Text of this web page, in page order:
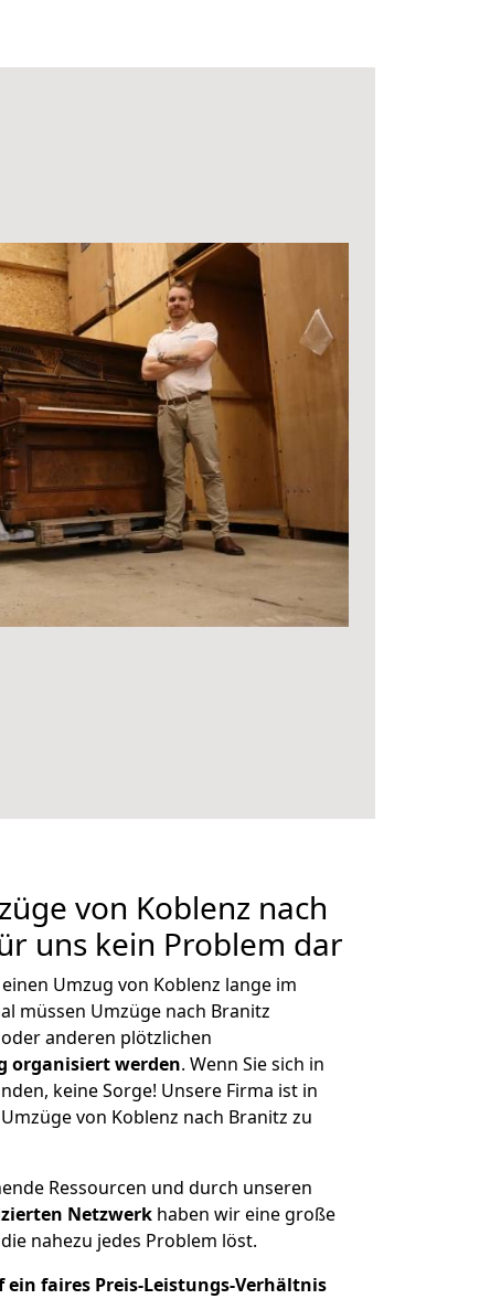
von Koblenz nach
uns kein Problem dar
Umzug von Koblenz lange im
müssen Umzüge nach Branitz
anderen plötzlichen
organisiert werden. Wenn Sie sich in
keine Sorge! Unsere Firma ist in
von Koblenz nach Branitz zu
Ressourcen und durch unseren
Netzwerk haben wir eine große
nahezu jedes Problem löst.
faires Preis-Leistungs-Verhältnis